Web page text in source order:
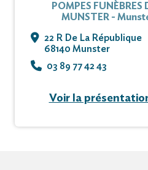
POMPES FUNÈBRES
MUNSTER -
22 R De La République
68140 Munster
03 89 77 42 43
Voir la